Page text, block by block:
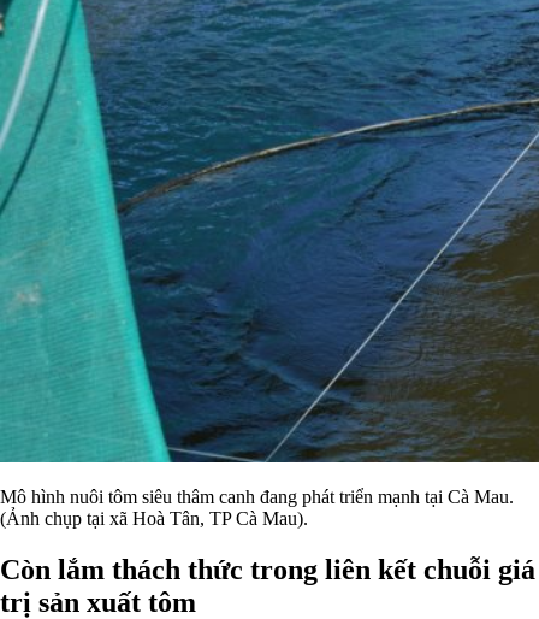
Mô hình nuôi tôm siêu thâm canh đang phát triển mạnh tại Cà Mau.
(Ảnh chụp tại xã Hoà Tân, TP Cà Mau).
Còn lắm thách thức trong liên kết chuỗi giá
trị sản xuất tôm